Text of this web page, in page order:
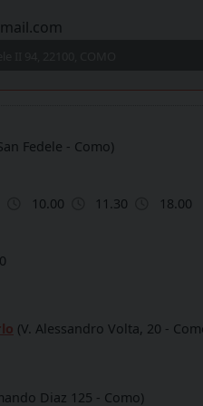
Fedele - Como)
10.00 11.30
18.00
(V. Alessandro Volta, 20 -
Diaz 125 - Como)